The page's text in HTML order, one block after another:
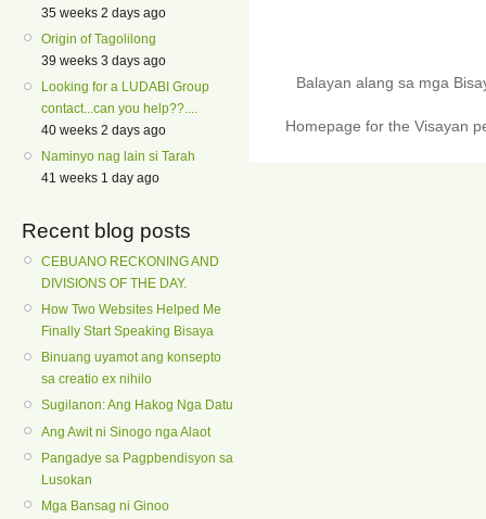
35 weeks 2 days ago
Origin of Tagolilong
39 weeks 3 days ago
Looking for a LUDABI Group
contact...can you help??....
40 weeks 2 days ago
Naminyo nag lain si Tarah
41 weeks 1 day ago
Recent blog posts
CEBUANO RECKONING AND
DIVISIONS OF THE DAY.
How Two Websites Helped Me
Finally Start Speaking Bisaya
Binuang uyamot ang konsepto
sa creatio ex nihilo
Sugilanon: Ang Hakog Nga Datu
Ang Awit ni Sinogo nga Alaot
Pangadye sa Pagpbendisyon sa
Lusokan
Mga Bansag ni Ginoo
Balayan alang sa mga
Homepage for the Visayan